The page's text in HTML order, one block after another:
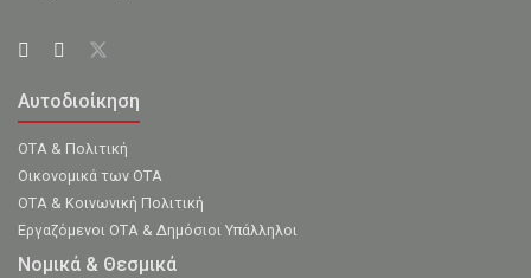
Αυτοδιοίκηση
ΟΤΑ & Πολιτική
Οικονομικά των ΟΤΑ
ΟΤΑ & Κοινωνική Πολιτική
Εργαζόμενοι ΟΤΑ & Δημόσιοι Υπάλληλοι
Νομικά & Θεσμικά